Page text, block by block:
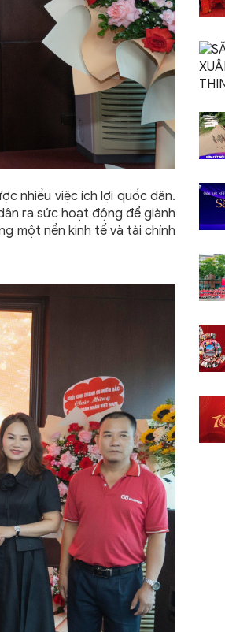
nhiều việc ích lợi quốc dân.
ra sức hoạt động để giành
một nền kinh tế và tài chính